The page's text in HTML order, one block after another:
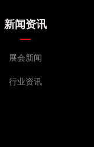
新闻资讯
展会新闻
行业资讯